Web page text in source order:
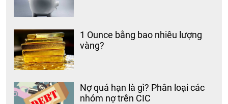
1 Ounce bằng bao nhiêu lượng
vàng?
Nợ quá hạn là gì? Phân loại các
nhóm nợ trên CIC